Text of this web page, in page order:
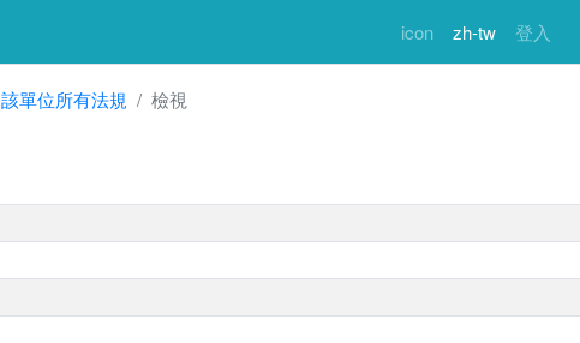
icon zh-tw 登入
該單位所有法規 檢視